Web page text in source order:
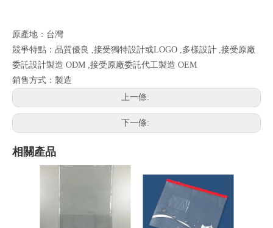
原產地：台灣
競爭特點：品質優良 ,接受獨特設計或LOGO ,多樣設計 ,接受原廠
委託設計製造 ODM ,接受原廠委託代工製造 OEM
銷售方式：製造
上一條:
下一條:
相關產品